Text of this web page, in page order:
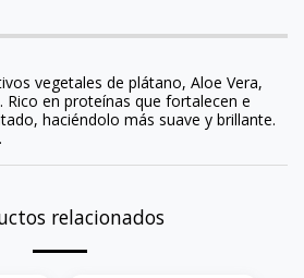
vegetales de plátano, Aloe Vera,
en proteínas que fortalecen e
haciéndolo más suave y brillante.
relacionados